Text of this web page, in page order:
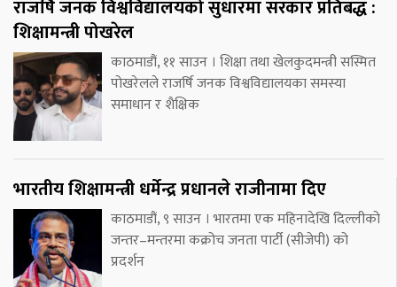
राजर्षि जनक विश्वविद्यालयको सुधारमा सरकार प्रतिबद्ध :
शिक्षामन्त्री पोखरेल
काठमाडौं, ११ साउन । शिक्षा तथा खेलकुदमन्त्री सस्मित
पोखरेलले राजर्षि जनक विश्वविद्यालयका समस्या
समाधान र शैक्षिक
भारतीय शिक्षामन्त्री धर्मेन्द्र प्रधानले राजीनामा दिए
काठमाडौं, ९ साउन । भारतमा एक महिनादेखि दिल्लीको
जन्तर–मन्तरमा कक्रोच जनता पार्टी (सीजेपी) को
प्रदर्शन